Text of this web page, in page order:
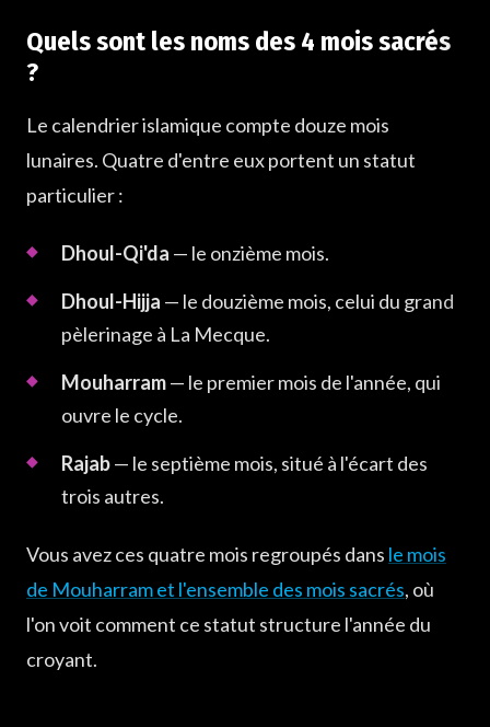
Quels sont les noms des 4 mois sacrés
?
Le calendrier islamique compte douze mois
lunaires. Quatre d'entre eux portent un statut
particulier :
Dhoul-Qi'da — le onzième mois.
Dhoul-Hijja — le douzième mois, celui du grand
pèlerinage à La Mecque.
Mouharram— le premier mois de l'année, qui
ouvre le cycle.
Rajab— le septième mois, situé à l'écart des
trois autres.
Vous avez ces quatre mois regroupés dans le mois
de Mouharram et l'ensemble des mois sacrés, où
l'on voit comment ce statut structure l'année du
croyant.